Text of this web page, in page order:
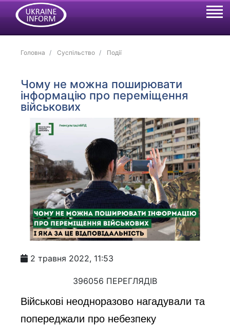
Головна Суспільство Події
Чому не можна поширювати
інформацію про переміщення
військових
2 травня 2022, 11:53
396056 ПЕРЕГЛЯДІВ
Військові неодноразово нагадували та
попереджали про небезпеку